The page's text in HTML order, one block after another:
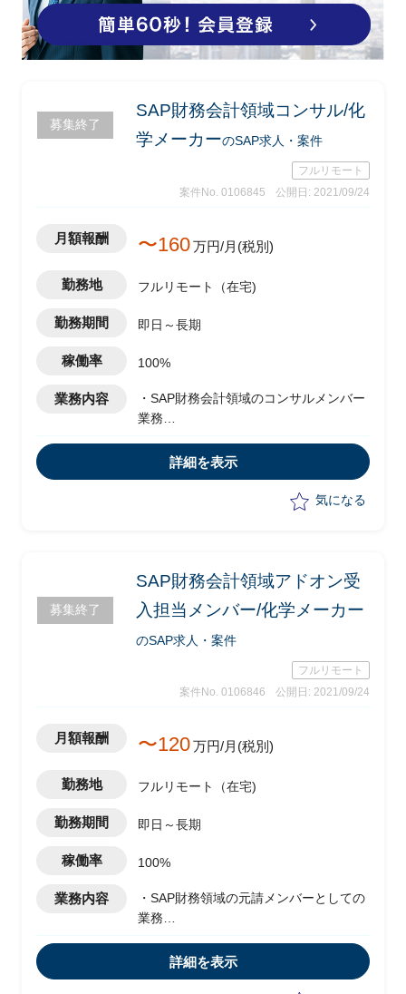
募集終了
SAP財務会計領域コンサル/化
学メーカーのSAP求人・案件
フルリモート
案件No. 0106845
公開日: 2021/09/24
月額報酬 〜160万円/月(税別)
勤務地 フルリモート（在宅)
勤務期間 即日～長期
稼働率 100%
業務内容
・SAP財務会計領域のコンサルメンバー
業務
おけるPJ
・アドオン受入れ等の推進
詳細を表示
気になる
募集終了
SAP財務会計領域アドオン受
入担当メンバー/化学メーカー
のSAP求人・案件
フルリモート
案件No. 0106846
公開日: 2021/09/24
月額報酬 〜120万円/月(税別)
勤務地 フルリモート（在宅)
勤務期間 即日～長期
稼働率 100%
業務内容
・SAP財務領域の元請メンバーとしての
業務
・モジュール内外結合テストの仕様書作
成・テストの実施
詳細を表示